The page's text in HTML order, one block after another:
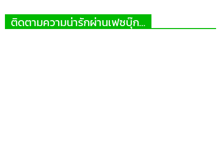
ติดตามความน่ารักผ่านเฟซบุ๊ก…